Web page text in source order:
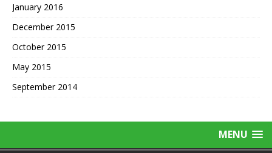
January 2016
December 2015
October 2015
May 2015
September 2014
MENU